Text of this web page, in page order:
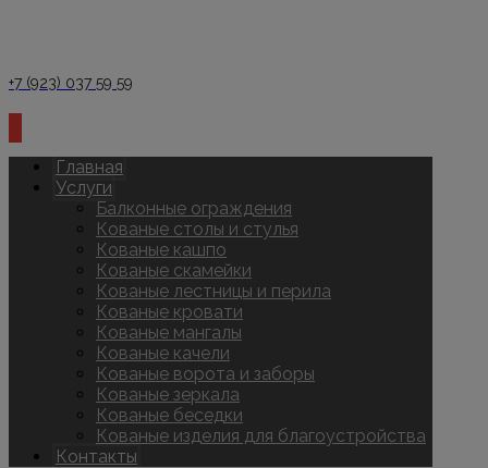
+7 (923) 037 59 59
Главная
Услуги
Балконные ограждения
Кованые столы и стулья
Кованые кашпо
Кованые скамейки
Кованые лестницы и перила
Кованые кровати
Кованые мангалы
Кованые качели
Кованые ворота и заборы
Кованые зеркала
Кованые беседки
Кованые изделия для благоустройства
Контакты